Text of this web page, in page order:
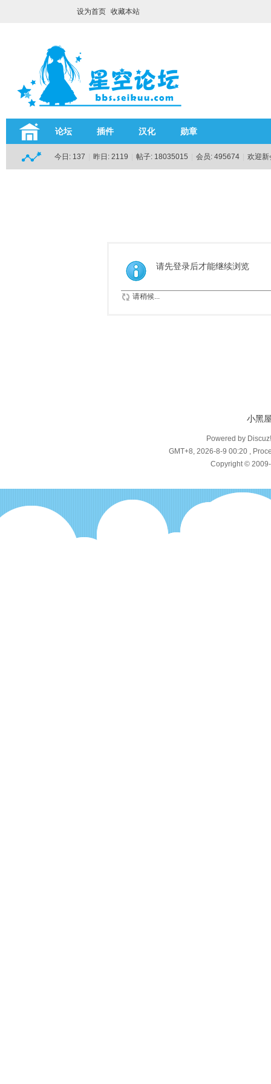
设为首页 收藏本站
论坛 插件 汉化 勋章
今日: 137 昨日: 2119 帖子: 18035015 会员: 495674 欢迎
请先登录后才能继续浏览
请稍候...
小黑
Powered by
GMT+8, 2026-8-9 00:20 ,
Copyright ©